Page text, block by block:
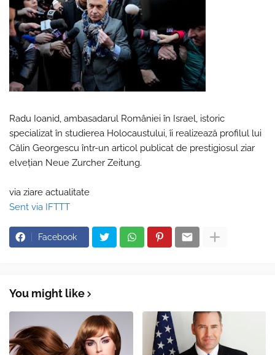
Radu Ioanid, ambasadarul României în Israel, istoric
specializat în studierea Holocaustului, îi realizează profilul lui
Călin Georgescu într-un articol publicat de prestigiosul ziar
elvețian Neue Zurcher Zeitung.
via ziare actualitate
Sent via IFTTT
Facebook
You might like